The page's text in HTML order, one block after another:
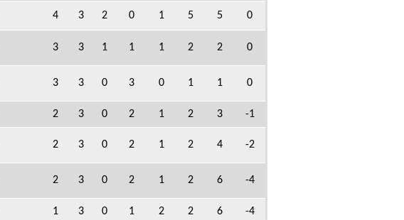
4 3 2 0 1 5 5 0
3 3 1 1 1 2 2 0
3 3 0 3 0 1 1 0
2 3 0 2 1 2 3 -1
2 3 0 2 1 2 4 -2
2 3 0 2 1 2 6 -4
1 3 0 1 2 2 6 -4